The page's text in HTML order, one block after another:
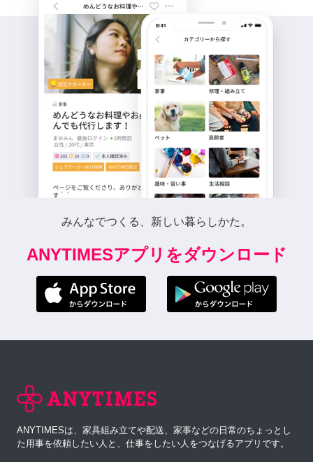
みんなでつくる、新しい暮らしかた。
ANYTIMESアプリをダウンロード
ANYTIMESは、家具組み立てや配送、家事などの日常のちょっとし
た用事を依頼したい人と、仕事をしたい人をつなげるアプリです。